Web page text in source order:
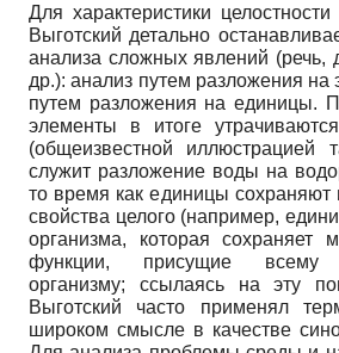
Для характеристики
Выготский детально
анализа сложных явлений (речь,
др.): анализ путем разложения
путем разложения на единицы.
элементы в итоге
(общеизвестной иллюстрацией
служит разложение воды на
то время как единицы
свойства целого (например,
организма, которая сохраняет
функции, присущие всему
организму; ссылаясь на эту
Выготский часто применял
широком смысле в качестве